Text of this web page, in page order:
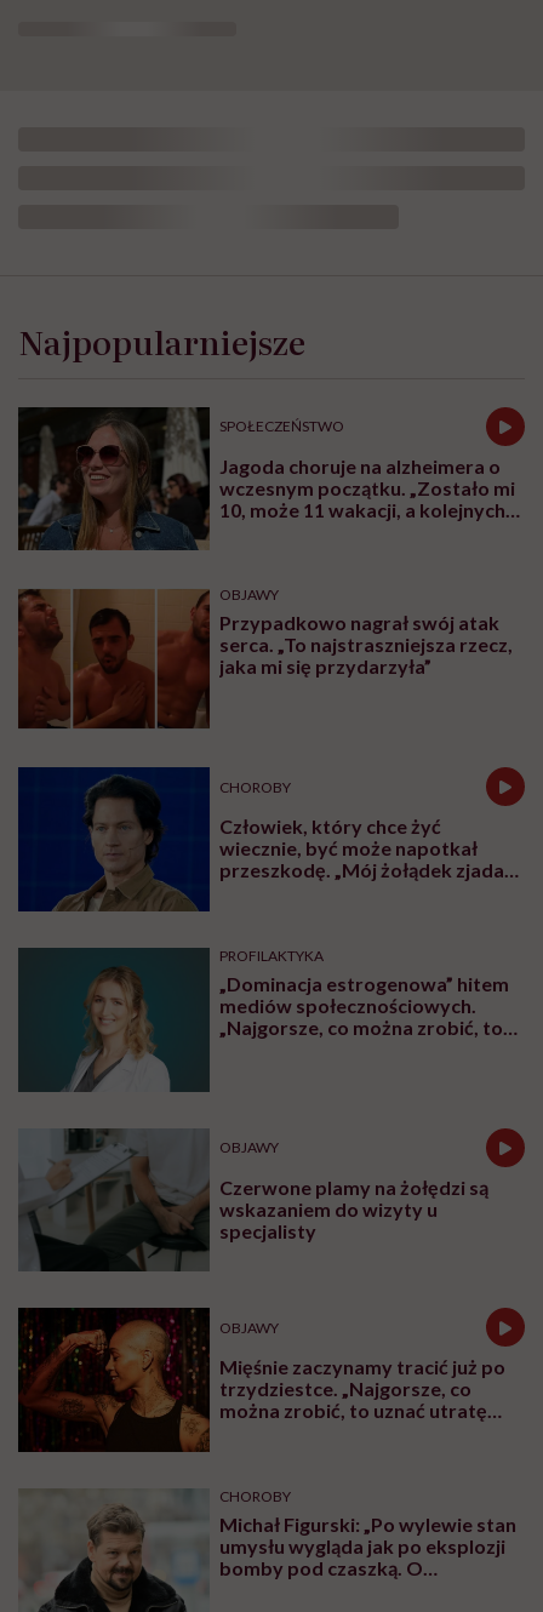
Najpopularniejsze
SPOŁECZEŃSTWO
Jagoda choruje na alzheimera o
wczesnym początku. „Zostało mi
10, może 11 wakacji, a kolejnych
OBJAWY
Przypadkowo nagrał swój atak
serca. „To najstraszniejsza rzecz,
jaka mi się przydarzyła”
CHOROBY
Człowiek, który chce żyć
wiecznie, być może napotkał
przeszkodę. „Mój żołądek zjada
PROFILAKTYKA
„Dominacja estrogenowa” hitem
mediów społecznościowych.
„Najgorsze, co można zrobić, to
OBJAWY
Czerwone plamy na żołędzi są
wskazaniem do wizyty u
specjalisty
OBJAWY
Mięśnie zaczynamy tracić już po
trzydziestce. „Najgorsze, co
można zrobić, to uznać utratę
CHOROBY
Michał Figurski: „Po wylewie stan
umysłu wygląda jak po eksplozji
bomby pod czaszką. O